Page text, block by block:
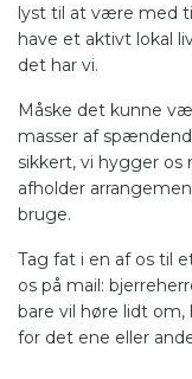
lyst til at være med
have et aktivt lokal
det har vi.
Måske det kunne
masser af
sikkert, vi hygger
afholder
bruge.
Tag fat i en af os til
os på mail:
bare vil høre lidt
for det ene eller